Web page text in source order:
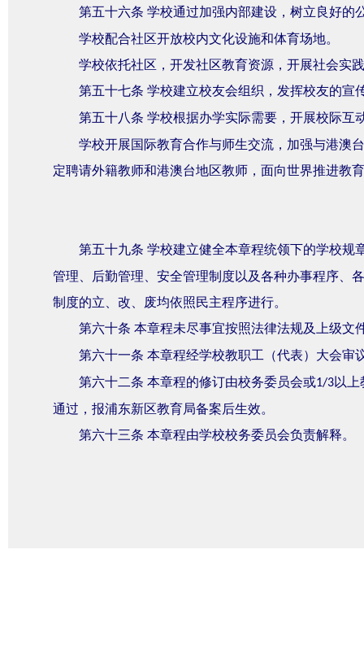
第五十六条 学校通过加强内部建设，树立良好的
学校配合社区开放校内文化设施和体育场地。
学校依托社区，开发社区教育资源，开展社会实
第五十七条 学校建立校友会组织，发挥校友的宣
第五十八条 学校根据办学实际需要，开展校际互
学校开展国际教育合作与师生交流，加强与港澳
定聘请外籍教师和港澳台地区教师，面向世界推进教
第五十九条 学校建立健全本章程统领下的学校规
管理、后勤管理、安全管理制度以及各种办事程序、
制度的立、改、废均依照民主程序进行。
第六十条 本章程未尽事宜按照法律法规及上级文
第六十一条 本章程经学校教职工（代表）大会审
第六十二条 本章程的修订由校务委员会或1/3以
通过，报浦东新区教育局备案后生效。
第六十三条 本章程由学校校务委员会负责解释。